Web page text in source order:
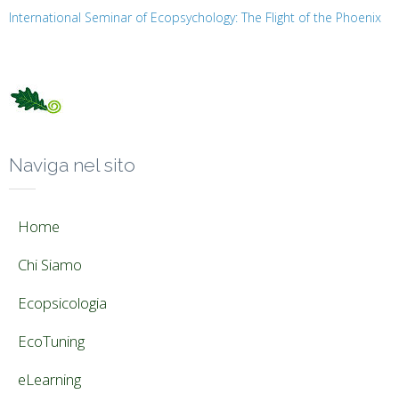
International Seminar of Ecopsychology: The Flight of the Phoenix
Naviga nel sito
Home
Chi Siamo
Ecopsicologia
EcoTuning
eLearning